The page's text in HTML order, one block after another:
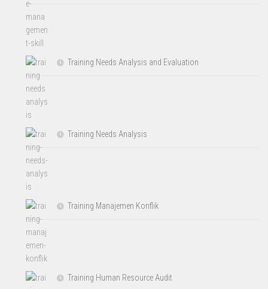
Training Needs Analysis and Evaluation
Training Needs Analysis
Training Manajemen Konflik
Training Human Resource Audit